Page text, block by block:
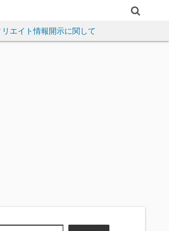
エイト情報開示に関して